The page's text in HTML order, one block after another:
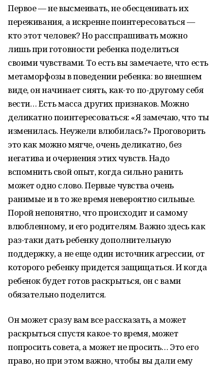
Первое — не высмеивать, не обесценивать их
переживания, а искренне поинтересоваться —
кто этот человек? Но расспрашивать можно
лишь при готовности ребенка поделиться
своими чувствами. То есть вы замечаете, что есть
метаморфозы в поведении ребенка: во внешнем
виде, он начинает сиять, как-то по-другому себя
вести… Есть масса других признаков. Можно
деликатно поинтересоваться: «Я замечаю, что ты
изменилась. Неужели влюбилась?» Проговорить
это как можно мягче, очень деликатно, без
негатива и очернения этих чувств. Надо
вспомнить свой опыт, когда сильно ранить
может одно слово. Первые чувства очень
ранимые и в то же время невероятно сильные.
Порой непонятно, что происходит и самому
влюбленному, и его родителям. Важно здесь как
раз-таки дать ребенку дополнительную
поддержку, а не еще один источник агрессии, от
которого ребенку придется защищаться. И когда
ребенок будет готов раскрыться, он с вами
обязательно поделится.
Он может сразу вам все рассказать, а может
раскрыться спустя какое-то время, может
попросить совета, а может не просить… Это его
право, но при этом важно, чтобы вы дали ему